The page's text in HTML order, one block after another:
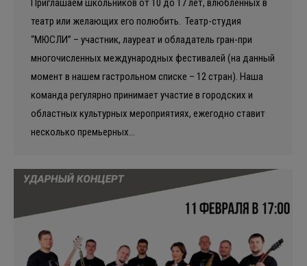
Приглашаем школьников от 10 до 17 лет, влюбленных в
театр или желающих его полюбить. Театр-студия
“МЮСЛИ” – участник, лауреат и обладатель гран-при
многочисленных международных фестивалей (на данный
момент в нашем гастрольном списке – 12 стран). Наша
команда регулярно принимает участие в городских и
областных культурных мероприятиях, ежегодно ставит
несколько премьерных…